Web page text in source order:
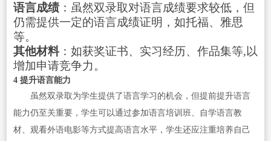
语言成绩：虽然双录取对语言成绩要求较低，但
仍需提供一定的语言成绩证明，如托福、雅思
等。
其他材料：如获奖证书、实习经历、作品集等,以
增加申请竞争力。
4 提升语言能力
虽然双录取为学生提供了语言学习的机会，但提前提升语言
能力仍至关重要，学生可以通过参加语言培训班、自学语言教
材、观看外语电影等方式提高语言水平，学生还应注重培养自己